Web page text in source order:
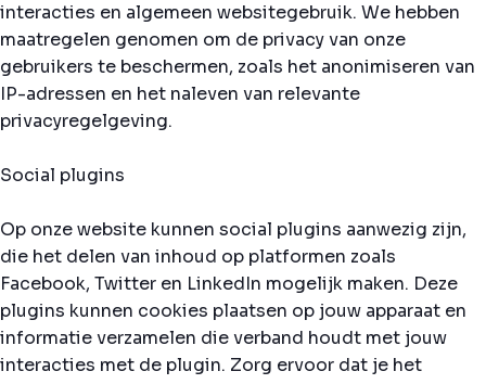
interacties en algemeen websitegebruik. We hebben
maatregelen genomen om de privacy van onze
gebruikers te beschermen, zoals het anonimiseren van
IP-adressen en het naleven van relevante
privacyregelgeving.
Social plugins
Op onze website kunnen social plugins aanwezig zijn,
die het delen van inhoud op platformen zoals
Facebook, Twitter en LinkedIn mogelijk maken. Deze
plugins kunnen cookies plaatsen op jouw apparaat en
informatie verzamelen die verband houdt met jouw
interacties met de plugin. Zorg ervoor dat je het